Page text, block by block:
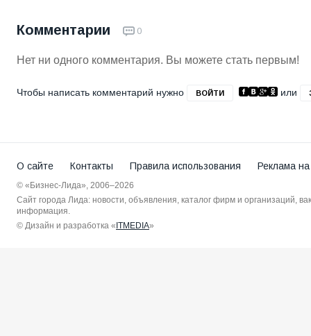
Комментарии 0
Нет ни одного комментария. Вы можете стать первым!
Чтобы написать комментарий нужно ВОЙТИ или
О сайте Контакты Правила использования Реклама
© «Бизнес-Лида», 2006–2026
Сайт города Лида: новости, объявления, каталог фирм и организаций,
информация.
© Дизайн и разработка «ITMEDIA»